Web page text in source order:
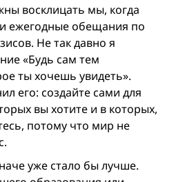
восклицать мы, когда
ежегодные обещания по
Не так давно я
«Будь сам тем
ты хочешь увидеть».
его: создайте сами для
вы хотите и в которых,
потому что мир не
уже стало бы лучше.